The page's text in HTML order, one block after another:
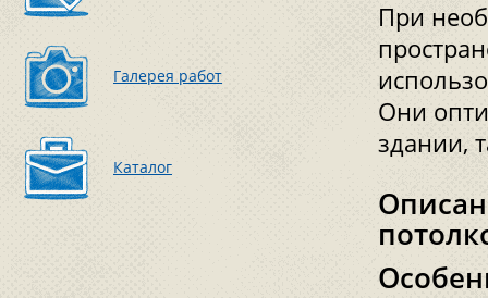
Галерея работ
Каталог
При
Они
здании,